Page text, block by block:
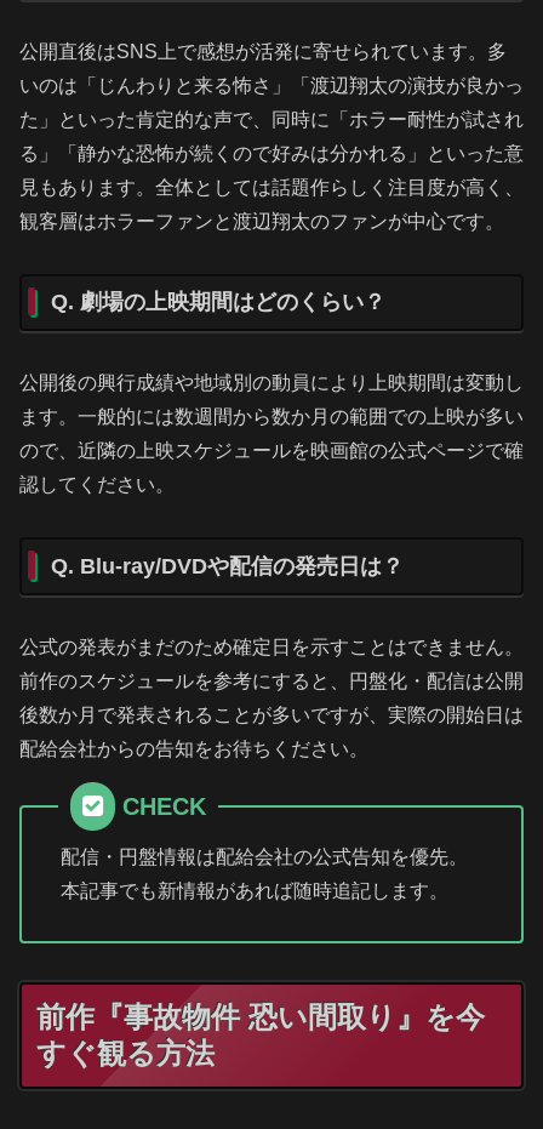
公開直後はSNS上で感想が活発に寄せられています。多
いのは「じんわりと来る怖さ」「渡辺翔太の演技が良かっ
た」といった肯定的な声で、同時に「ホラー耐性が試され
る」「静かな恐怖が続くので好みは分かれる」といった意
見もあります。全体としては話題作らしく注目度が高く、
観客層はホラーファンと渡辺翔太のファンが中心です。
Q. 劇場の上映期間はどのくらい？
公開後の興行成績や地域別の動員により上映期間は変動し
ます。一般的には数週間から数か月の範囲での上映が多い
ので、近隣の上映スケジュールを映画館の公式ページで確
認してください。
Q. Blu-ray/DVDや配信の発売日は？
公式の発表がまだのため確定日を示すことはできません。
前作のスケジュールを参考にすると、円盤化・配信は公開
後数か月で発表されることが多いですが、実際の開始日は
配給会社からの告知をお待ちください。
CHECK
配信・円盤情報は配給会社の公式告知を優先。
本記事でも新情報があれば随時追記します。
前作『事故物件 恐い間取り』を今
すぐ観る方法